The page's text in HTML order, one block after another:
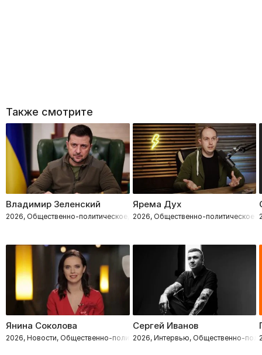
Также смотрите
Владимир Зеленский
2026, Общественно-политическое, Военное
Ярема Дух
2026, Общественно-политическое
Янина Соколова
2026, Новости, Общественно-политическое
Сергей Иванов
2026, Интервью, Общественно-